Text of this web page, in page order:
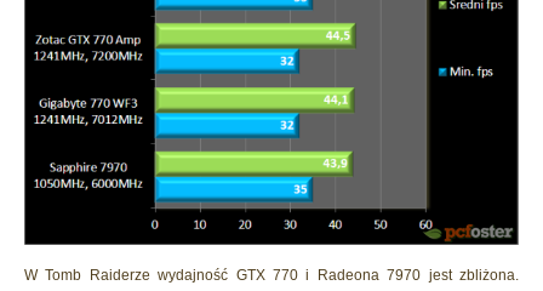
W Tomb Raiderze wydajność GTX 770 i Radeona 7970 jest zbliżona.